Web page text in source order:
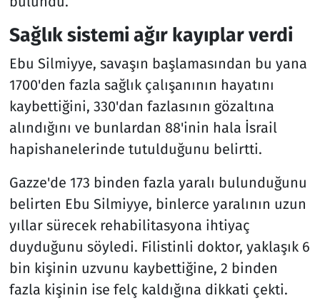
Sağlık sistemi ağır kayıplar verdi
Ebu Silmiyye, savaşın başlamasından bu yana
1700'den fazla sağlık çalışanının hayatını
kaybettiğini, 330'dan fazlasının gözaltına
alındığını ve bunlardan 88'inin hala İsrail
hapishanelerinde tutulduğunu belirtti.
Gazze'de 173 binden fazla yaralı bulunduğunu
belirten Ebu Silmiyye, binlerce yaralının uzun
yıllar sürecek rehabilitasyona ihtiyaç
duyduğunu söyledi. Filistinli doktor, yaklaşık 6
bin kişinin uzvunu kaybettiğine, 2 binden
fazla kişinin ise felç kaldığına dikkati çekti.